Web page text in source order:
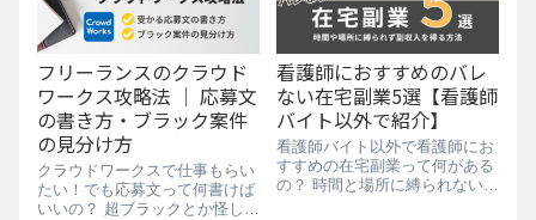
フリーランスのクラウド
ワークス攻略法 │ 応募文
の書き方・ブラック案件
の見分け方
クラウドワークスで仕事もらい
たい！でも応募文って何書けば
いいの？ 超ブラックとか怪しい
看護師におすすめのバレ
ない在宅副業5選【看護師
バイト以外で紹介】
看護師バイト以外で看護師にお
すすめの在宅副業って何がある
の？ 時間と場所に縛られないで